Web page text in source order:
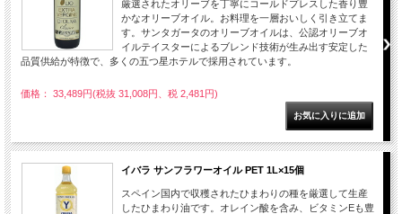
厳選されたオリーブを丁寧にコールドプレスした香り豊
かなオリーブオイル。お料理を一層おいしく引き立てま
す。サンタガータのオリーブオイルは、公認オリーブオ
イルテイスターによるブレンド技術が生み出す安定した
品質供給が特徴で、多くの五つ星ホテルで採用されています。
価格： 33,489円(税抜 31,008円、税 2,481円)
イバラ サンフラワーオイル PET 1L×15個
スペイン国内で収穫されたひまわりの種を厳選して生産
したひまわり油です。オレイン酸を含み、ビタミンEも豊